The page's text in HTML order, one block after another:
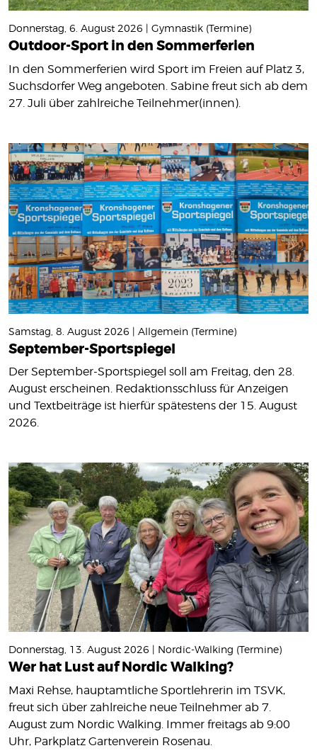
Donnerstag, 6. August 2026 | Gymnastik (Termine)
Outdoor-Sport in den Sommerferien
In den Sommerferien wird Sport im Freien auf Platz 3,
Suchsdorfer Weg angeboten. Sabine freut sich ab dem
27. Juli über zahlreiche Teilnehmer(innen).
Samstag, 8. August 2026 | Allgemein (Termine)
September-Sportspiegel
Der September-Sportspiegel soll am Freitag, den 28.
August erscheinen. Redaktionsschluss für Anzeigen
und Textbeiträge ist hierfür spätestens der 15. August
2026.
Donnerstag, 13. August 2026 | Nordic-Walking (Termine)
Wer hat Lust auf Nordic Walking?
Maxi Rehse, hauptamtliche Sportlehrerin im TSVK,
freut sich über zahlreiche neue Teilnehmer ab 7.
August zum Nordic Walking. Immer freitags ab 9:00
Uhr, Parkplatz Gartenverein Rosenau.